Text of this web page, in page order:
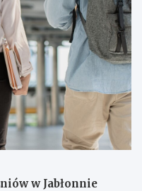
w Jabłonnie